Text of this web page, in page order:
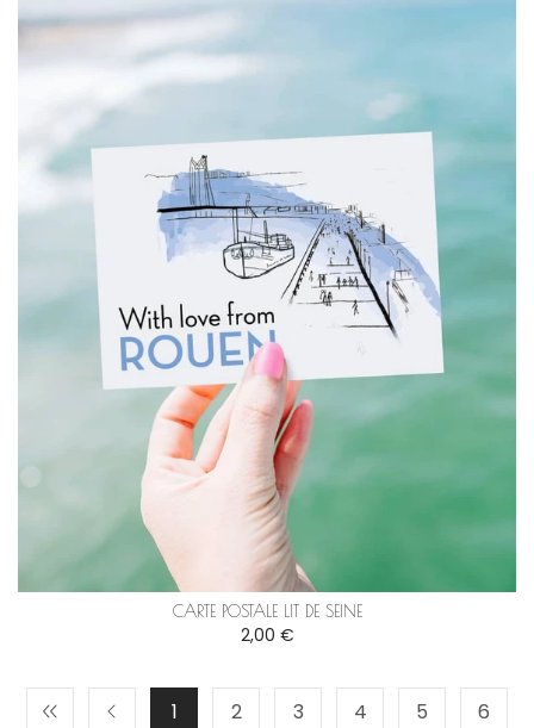
CARTE POSTALE LIT DE SEINE
2,00 €
1 2 3 4 5
6